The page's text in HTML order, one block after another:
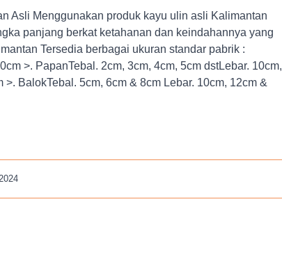
Asli Menggunakan produk kayu ulin asli Kalimantan
panjang berkat ketahanan dan keindahannya yang
Tersedia berbagai ukuran standar pabrik :
>. PapanTebal. 2cm, 3cm, 4cm, 5cm dstLebar. 10cm,
>. BalokTebal. 5cm, 6cm & 8cm Lebar. 10cm, 12cm &